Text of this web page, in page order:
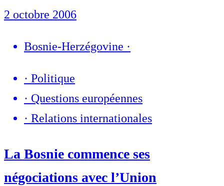
2 octobre 2006
Bosnie-Herzégovine ·
· Politique
· Questions européennes
· Relations internationales
La Bosnie commence ses
négociations avec l’Union